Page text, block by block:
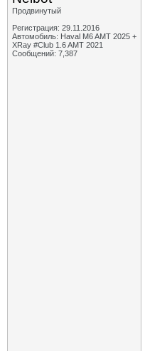
Продвинутый
Регистрация: 29.11.2016
Автомобиль: Haval M6 AMT 2025 +
XRay #Club 1.6 AMT 2021
Сообщений: 7,387